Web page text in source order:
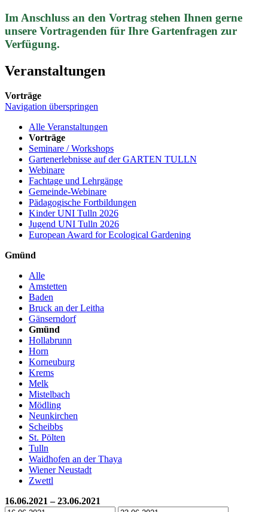
Im Anschluss an den Vortrag stehen Ihnen gerne
unsere Vortragenden für Ihre Gartenfragen zur
Verfügung.
Veranstaltungen
Vorträge
Navigation überspringen
Alle Veranstaltungen
Vorträge
Seminare / Workshops
Gartenerlebnisse auf der GARTEN TULLN
Webinare
Fachtage und Lehrgänge
Gemeinde-Webinare
Pädagogische Fortbildungen
Kinder UNI Tulln 2026
Jugend UNI Tulln 2026
European Award for Ecological Gardening
Gmünd
Alle
Amstetten
Baden
Bruck an der Leitha
Gänserndorf
Gmünd
Hollabrunn
Horn
Korneuburg
Krems
Melk
Mistelbach
Mödling
Neunkirchen
Scheibbs
St. Pölten
Tulln
Waidhofen an der Thaya
Wiener Neustadt
Zwettl
16.06.2021 – 23.06.2021